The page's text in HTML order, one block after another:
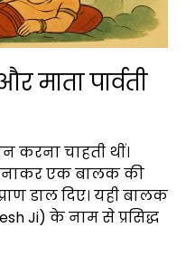
पार्वती
करना चाहती थीं।
एक बालक की
डाल दिए। यही बालक
Ji) के नाम से प्रसिद्ध